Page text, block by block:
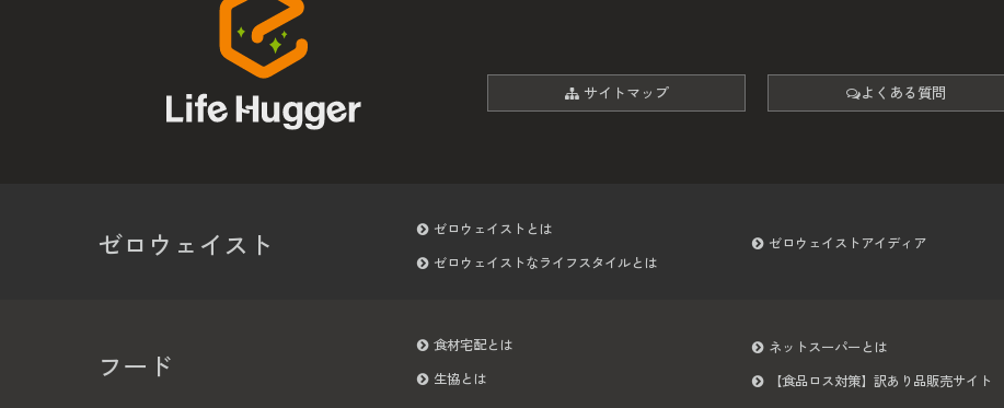
サイトマップ よくある質問
ゼロウェイスト
ゼロウェイストとは
ゼロウェイストなライフスタイルとは
ゼロウェイストアイディア
フード
食材宅配とは
生協とは
ネットスーパーとは
【食品ロス対策】訳あり品販売サイト